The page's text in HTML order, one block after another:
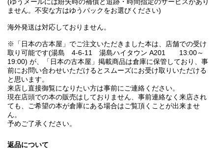
ません。不安な方はゆうパックをお選びください)
海外発送は対応しておりません。
※「日本の古本屋」でご注文いただきました本は、店舗での受け
取り可能です(湯島 4-6-11 湯島ハイタウン A201 13:00～
19:00) が、「日本の古本屋」掲載商品は倉庫に保管しており、事
前にお問い合わせいただけるとスムーズにお受け取りいただける
と思います。
来店し直接御覧になりたい方は事前にご連絡ください。
現在店頭での本の販売はしておりません、事前連絡なく来店され
ても、ご希望の本が倉庫にある場合はご覧頂くことが出来ませ
ん。
予めご了承ください。
返品について